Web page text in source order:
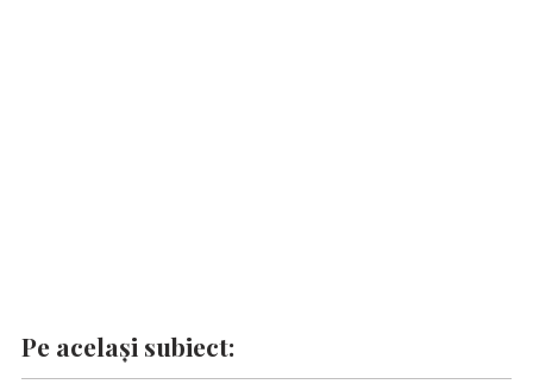
Pe același subiect: